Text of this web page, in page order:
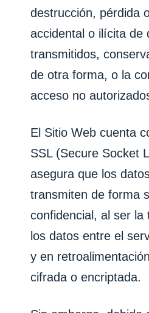
destrucción, pérdida
accidental o ilícita de
transmitidos,
de otra forma, o la
acceso no
El Sitio Web cuenta
SSL (Secure Socket
asegura que los
transmiten de forma
confidencial, al ser la
los datos entre el
y en
cifrada o encriptada.